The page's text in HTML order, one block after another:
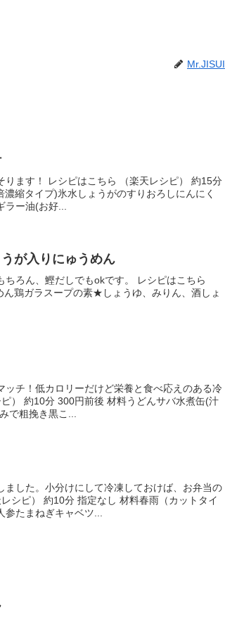
Mr.JISUI
ります！ レシピはこちら （楽天レシピ） 約15分
縮タイプ)氷水しょうがのすりおろしにんにく
ラー油(お好...
が入りにゅうめん
ろん、鰹だしでもokです。 レシピはこちら
ん鶏ガラスープの素★しょうゆ、みりん、酒しょ
ッチ！低カロリーだけど栄養と食べ応えのある冷
） 約10分 300円前後 材料うどんサバ水煮缶(汁
で粗挽き黒こ...
した。小分けにして冷凍しておけば、お弁当の
シピ） 約10分 指定なし 材料春雨（カットタイ
たまねぎキャベツ...